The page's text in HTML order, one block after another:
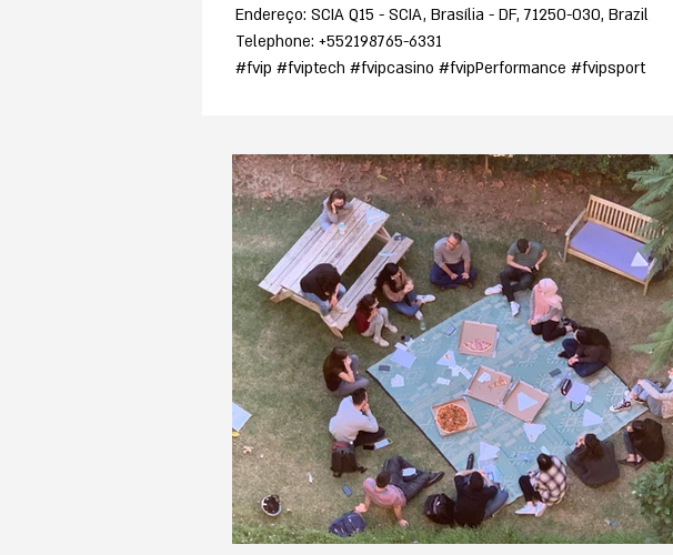
Endereço: SCIA Q15 - SCIA, Brasília - DF, 71250-030, Brazil
Telephone: +552198765-6331
#fvip #fviptech #fvipcasino #fvipPerformance #fvipsport